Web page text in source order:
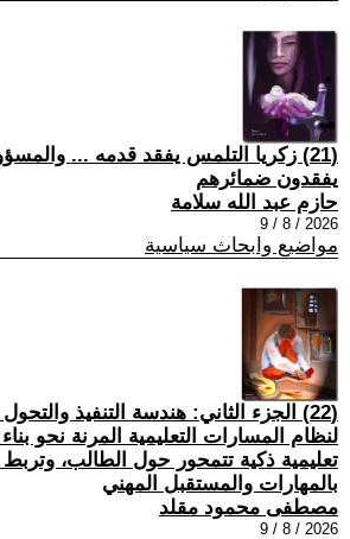
(21) زكريا التلمس يفقد قدمه ...
يفقدون ضمائرهم
حازم عبد الله سلامة
2026 / 8 / 9
مواضيع وابحاث سياسية
(22) الجزء الثاني: هندسة التنفيذ
لنظام المسارات التعليمية المرنة نحو
تعليمية ذكية تتمحور حول الطالب، وتربط
بالمهارات والمستقبل المهني
مصطفى محمود مقلد
2026 / 8 / 9